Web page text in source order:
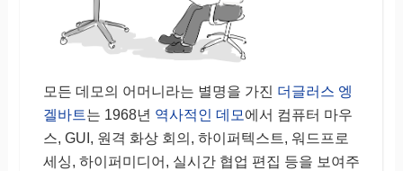
모든 데모의 어머니라는 별명을 가진 더글러스 엥
겔바트는 1968년 역사적인 데모 에서 컴퓨터 마우
스, GUI, 원격 화상 회의, 하이퍼텍스트, 워드프로
세싱, 하이퍼미디어, 실시간 협업 편집 등을 보여주